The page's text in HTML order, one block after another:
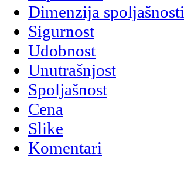
Dimenzija spoljašnosti
Sigurnost
Udobnost
Unutrašnjost
Spoljašnost
Cena
Slike
Komentari